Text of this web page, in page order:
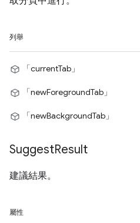
列舉
「currentTab」
「newForegroundTab」
「newBackgroundTab」
SuggestResult
建議結果。
屬性